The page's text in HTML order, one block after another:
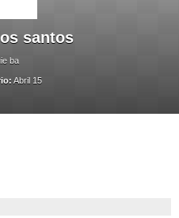
santos
ba
Abril 15